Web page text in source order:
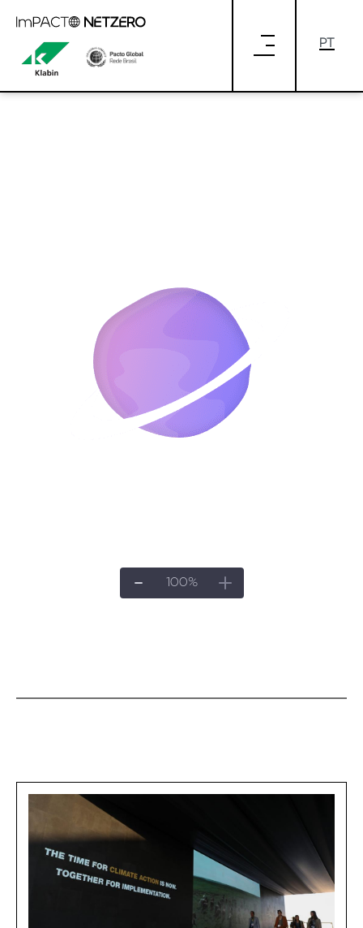
planet.png
planet.png (Versão 1.0)
100%